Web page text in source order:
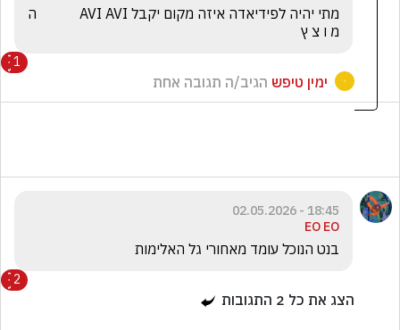
מ ו צ ץ
1
ימין טיפש הגיב/ה תגובה אחת
18:45 - 02.05.2026
EO EO
בנט הנוכל עומד מאחורי גל האלימות
2
הצג את כל 2 התגובות